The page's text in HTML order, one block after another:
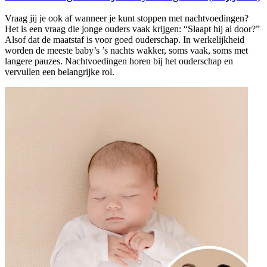
Vraag jij je ook af wanneer je kunt stoppen met nachtvoedingen?
Het is een vraag die jonge ouders vaak krijgen: “Slaapt hij al door?”
Alsof dat de maatstaf is voor goed ouderschap. In werkelijkheid
worden de meeste baby’s ’s nachts wakker, soms vaak, soms met
langere pauzes. Nachtvoedingen horen bij het ouderschap en
vervullen een belangrijke rol.